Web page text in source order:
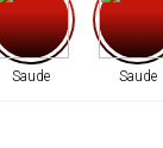
Saude Saude